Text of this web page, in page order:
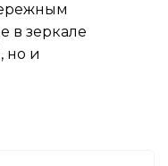
в зеркале
но и